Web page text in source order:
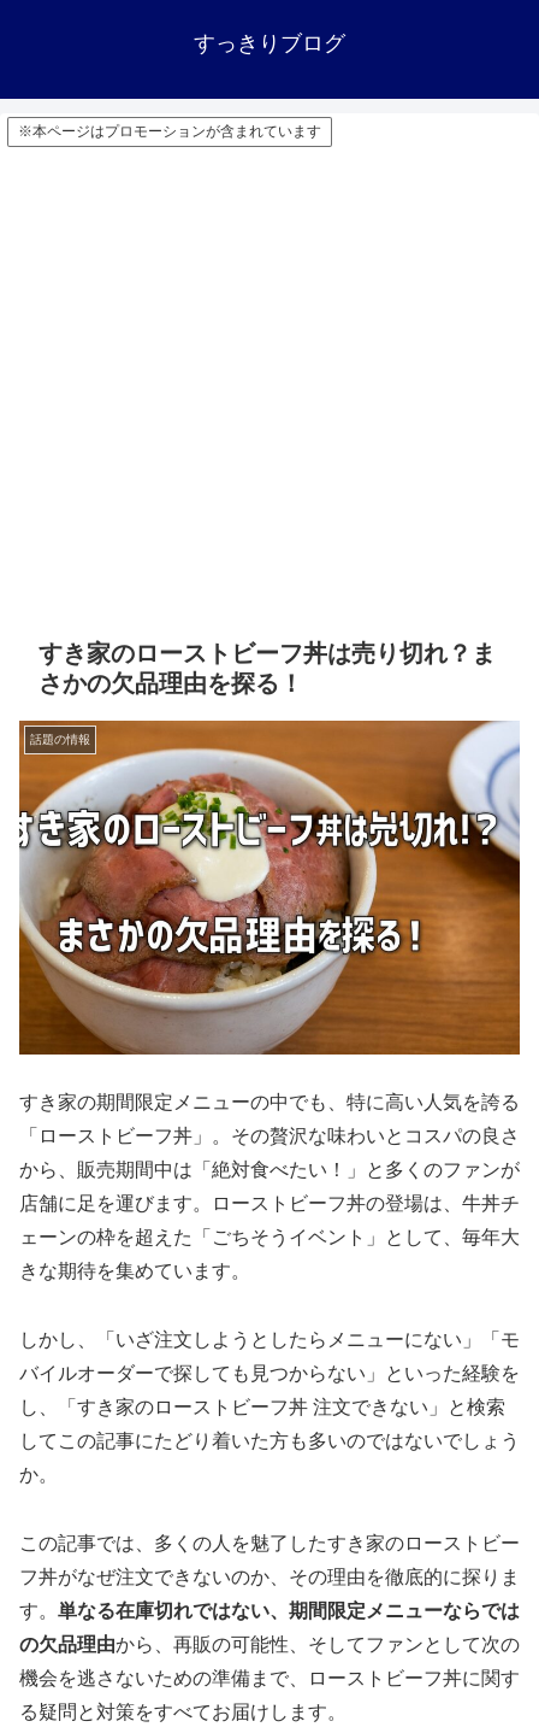
すっきりブログ
※本ページはプロモーションが含まれています
すき家のローストビーフ丼は売り切れ？ま
さかの欠品理由を探る！
話題の情報
すき家の期間限定メニューの中でも、特に高い人気を誇る
「ローストビーフ丼」。その贅沢な味わいとコスパの良さ
から、販売期間中は「絶対食べたい！」と多くのファンが
店舗に足を運びます。ローストビーフ丼の登場は、牛丼チ
ェーンの枠を超えた「ごちそうイベント」として、毎年大
きな期待を集めています。
しかし、「いざ注文しようとしたらメニューにない」「モ
バイルオーダーで探しても見つからない」といった経験を
し、「すき家のローストビーフ丼 注文できない」と検索
してこの記事にたどり着いた方も多いのではないでしょう
か。
この記事では、多くの人を魅了したすき家のローストビー
フ丼がなぜ注文できないのか、その理由を徹底的に探りま
す。 単なる在庫切れではない、期間限定メニューならでは
の欠品理由から、再販の可能性、そしてファンとして次の
機会を逃さないための準備まで、ローストビーフ丼に関す
る疑問と対策をすべてお届けします。